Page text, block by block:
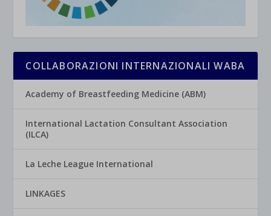
COLLABORAZIONI INTERNAZIONALI WABA
Academy of Breastfeeding Medicine (ABM)
International Lactation Consultant Association
(ILCA)
La Leche League International
LINKAGES